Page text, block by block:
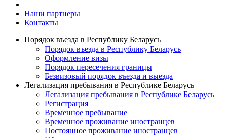
Наши партнеры
Контакты
Порядок въезда в Республику Беларусь
Порядок въезда в Республику Беларусь
Оформление визы
Порядок пересечения границы
Безвизовый порядок въезда и выезда
Легализация пребывания в Республике Беларусь
Легализация пребывания в Республике Беларусь
Регистрация
Временное пребывание
Временное проживание иностранцев
Постоянное проживание иностранцев